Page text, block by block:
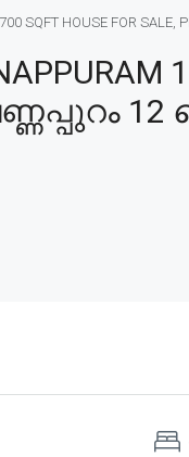
1700 SQFT HOUSE
12